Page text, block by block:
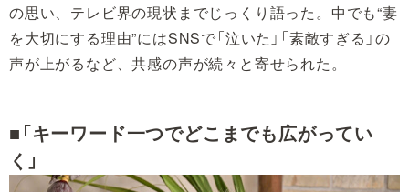
の思い、テレビ界の現状までじっくり語った。中でも“妻
を大切にする理由”にはSNSで「泣いた」「素敵すぎる」の
声が上がるなど、共感の声が続々と寄せられた。
■「キーワード一つでどこまでも広がってい
く」